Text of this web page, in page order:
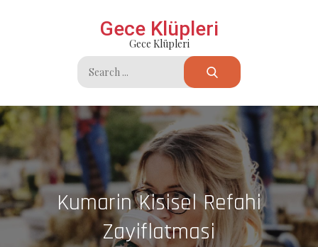
Gece Klüpleri
Gece Klüpleri
Search
for:
Kumarin Kisisel Refahi
Zayiflatmasi